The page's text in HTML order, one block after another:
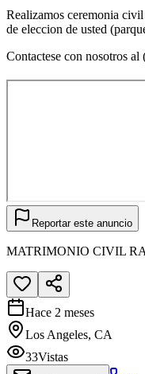
Realizamos ceremonia
de eleccion de usted
Contactese con nosotros al
Reportar este anuncio
MATRIMONIO CIVIL
Hace 2 meses
Los Angeles, CA
33Vistas